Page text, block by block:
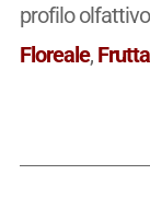
profilo
Floreale,